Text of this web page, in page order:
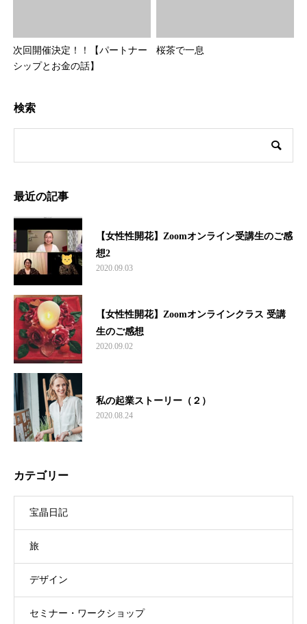
次回開催決定！！【パートナー
シップとお金の話】
桜茶で一息
検索
最近の記事
【女性性開花】Zoomオンライン受講生のご感
想2
2020.09.03
【女性性開花】Zoomオンラインクラス 受講
生のご感想
2020.09.02
私の起業ストーリー（２）
2020.08.24
カテゴリー
宝晶日記
旅
デザイン
セミナー・ワークショップ